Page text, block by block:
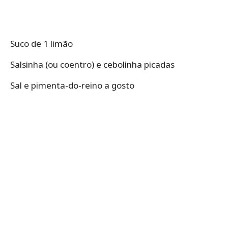
Suco de 1 limão
Salsinha (ou coentro) e cebolinha picadas
Sal e pimenta-do-reino a gosto